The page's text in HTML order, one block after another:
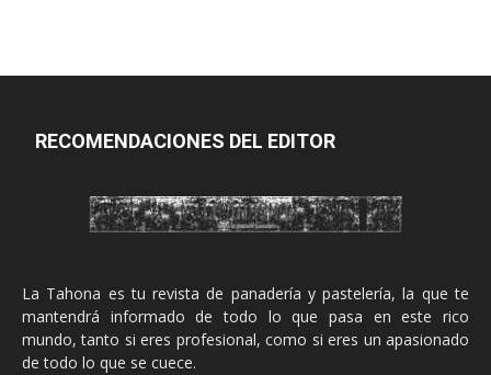
RECOMENDACIONES DEL EDITOR
La Tahona es tu revista de panadería y pastelería, la que te
mantendrá informado de todo lo que pasa en este rico
mundo, tanto si eres profesional, como si eres un apasionado
de todo lo que se cuece.